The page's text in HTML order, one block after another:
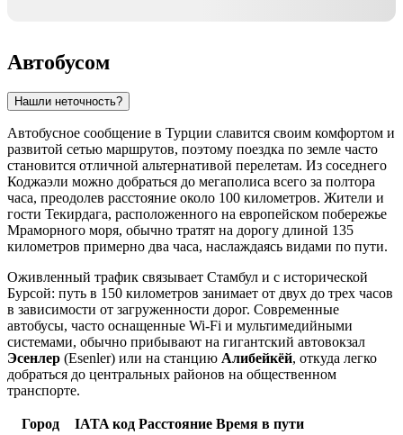
Автобусом
Нашли неточность?
Автобусное сообщение в Турции славится своим комфортом и
развитой сетью маршрутов, поэтому поездка по земле часто
становится отличной альтернативой перелетам. Из соседнего
Коджаэли можно добраться до мегаполиса всего за полтора
часа, преодолев расстояние около 100 километров. Жители и
гости Текирдага, расположенного на европейском побережье
Мраморного моря, обычно тратят на дорогу длиной 135
километров примерно два часа, наслаждаясь видами по пути.
Оживленный трафик связывает Стамбул и с исторической
Бурсой: путь в 150 километров занимает от двух до трех часов
в зависимости от загруженности дорог. Современные
автобусы, часто оснащенные Wi-Fi и мультимедийными
системами, обычно прибывают на гигантский автовокзал
Эсенлер (Esenler) или на станцию Алибейкёй, откуда легко
добраться до центральных районов на общественном
транспорте.
Город IATA код Расстояние Время в пути